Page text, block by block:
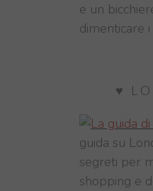
e un
dimenticare i
♥
guida su
segreti per
shopping e